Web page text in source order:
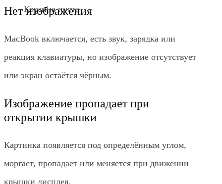
Корзина пуста
Нет изображения
MacBook включается, есть звук, зарядка или
реакция клавиатуры, но изображение отсутствует
или экран остаётся чёрным.
Изображение пропадает при
открытии крышки
Картинка появляется под определённым углом,
моргает, пропадает или меняется при движении
крышки дисплея.